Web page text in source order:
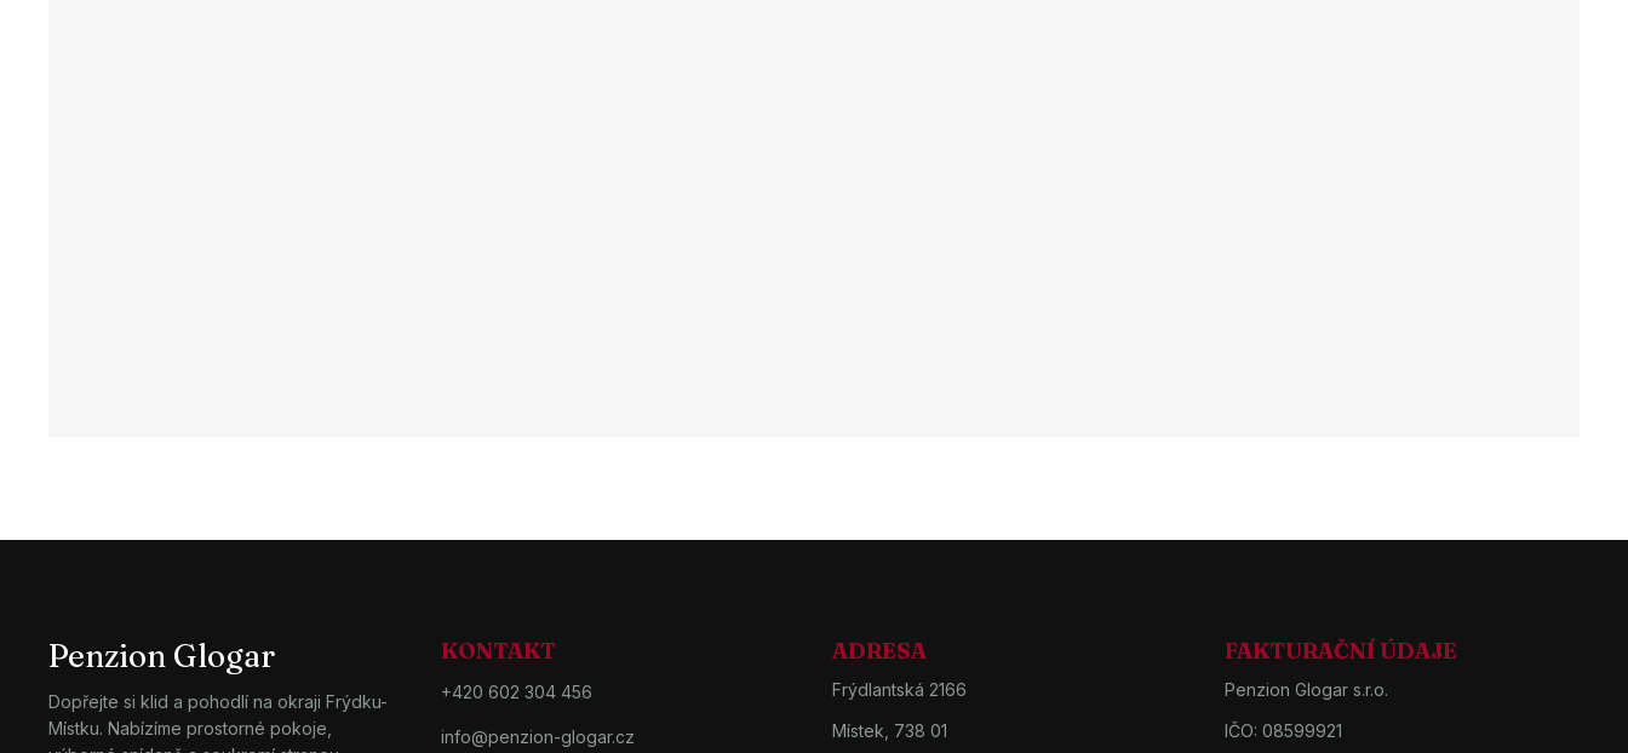
Penzion Glogar
Dopřejte si klid a pohodlí na okraji Frýdku-
Místku. Nabízíme prostorné pokoje,
KONTAKT
+420 602 304 456
info@penzion-glogar.cz
ADRESA
Frýdlantská 2166
Místek, 738 01
FAKTURAČNÍ ÚDAJE
Penzion Glogar s.r.o.
IČO: 08599921